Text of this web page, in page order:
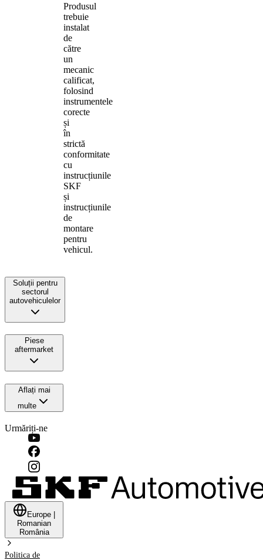
Produsul
trebuie
instalat
de
către
un
mecanic
calificat,
folosind
instrumentele
corecte
și
în
strictă
conformitate
cu
instrucțiunile
SKF
și
instrucțiunile
de
montare
pentru
vehicul.
Soluții pentru
sectorul
autovehiculelor
Piese
aftermarket
Aflați mai
multe
Urmăriți-ne
Europe
Romanian
România
Politica de